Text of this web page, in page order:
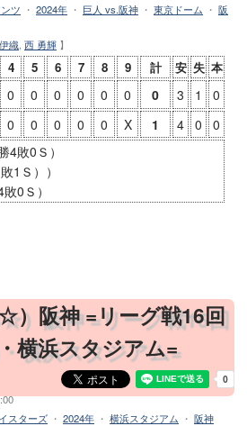
ツ ・ 2024年 ・ 巨人 vs.阪神 ・ 東京ドーム ・ 阪
織 西 勇輝 】
4 5 6 7 8 9 計 安 失 本
0 0 0 0 0 0 0 3 1
0
0 0 0 0 0 X 1 4 0
0
4敗0Ｓ）
1Ｓ））
0Ｓ）
阪神 =リーグ戦16回
横浜スタジアム=
スターズ ・ 2024年 ・ 横浜スタジアム ・ 阪神